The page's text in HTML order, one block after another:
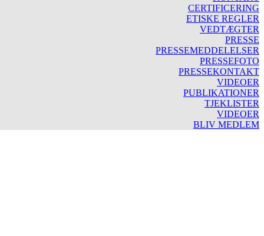
CERTIFICERING
ETISKE REGLER
VEDTÆGTER
PRESSE
PRESSEMEDDELELSER
PRESSEFOTO
PRESSEKONTAKT
VIDEOER
PUBLIKATIONER
TJEKLISTER
VIDEOER
BLIV MEDLEM